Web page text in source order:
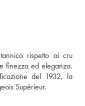
rispetto ai cru
finezza ed eleganza.
del 1932, la
Supérieur.